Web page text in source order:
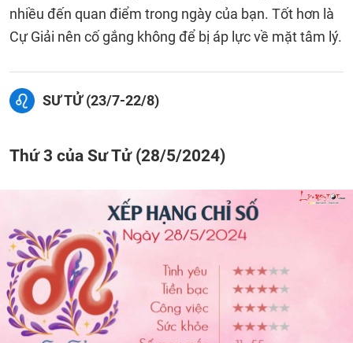
nhiều đến quan điểm trong ngày của bạn. Tốt hơn là
Cự Giải nên cố gắng không để bị áp lực về mặt tâm lý.
SƯ TỬ (23/7-22/8)
Thứ 3 của Sư Tử (28/5/2024)